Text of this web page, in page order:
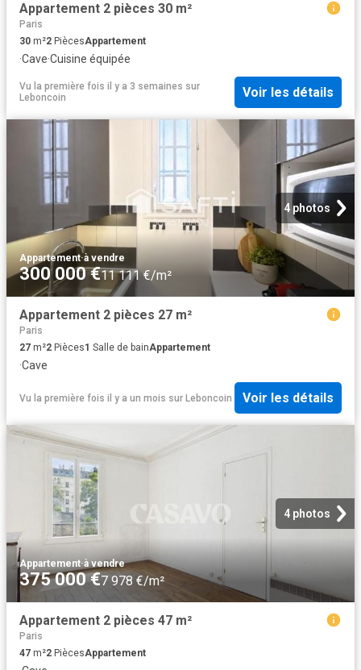
Appartement 2 pièces 30 m²
Paris
30 m²2 PiècesAppartement
·Cave·Cuisine équipée
Vu la première fois il y a 3 semaines sur
Leboncoin
Voir les détails
4 photos
Appartement·à vendre
300 000 €11 111 €/m²
Appartement 2 pièces 27 m²
Paris
27 m²2 Pièces1 Salle de bainAppartement
·Cave
Vu la première fois il y a un mois sur Leboncoin Voir les détails
4 photos
Appartement·à vendre
375 000 €7 978 €/m²
Appartement 2 pièces 47 m²
Paris
47 m²2 PiècesAppartement